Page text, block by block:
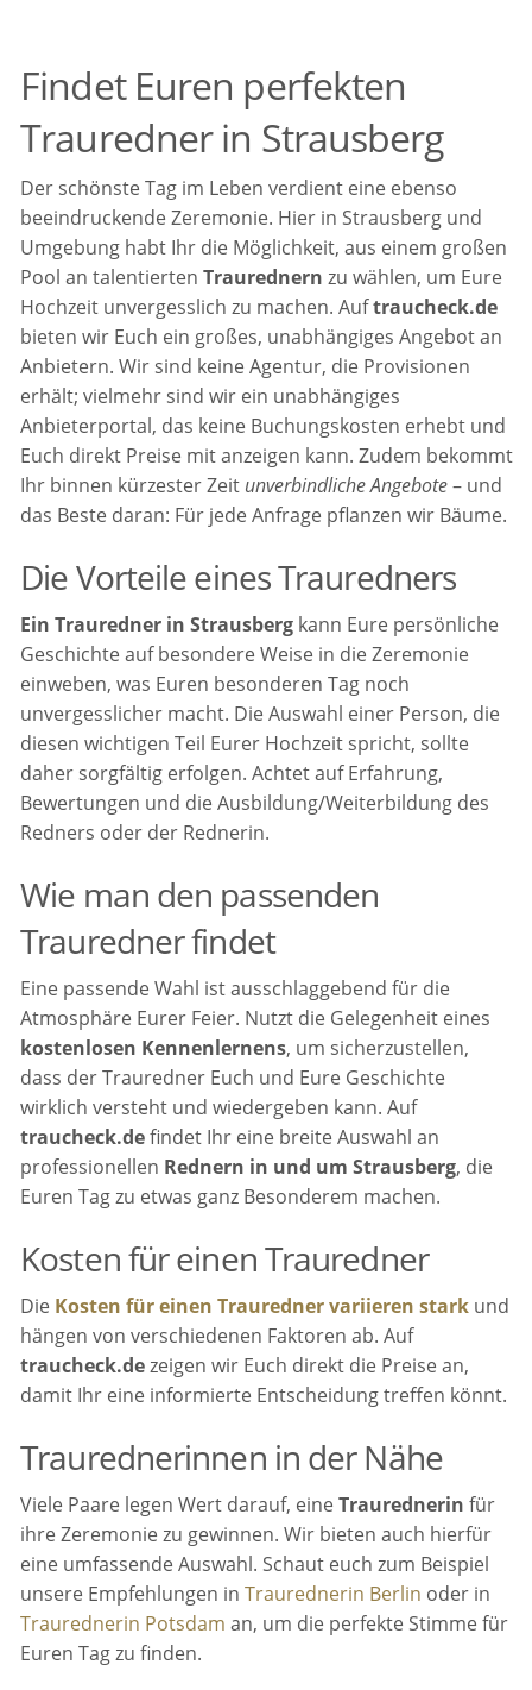
Findet Euren perfekten
Trauredner in Strausberg
Der schönste Tag im Leben verdient eine ebenso
beeindruckende Zeremonie. Hier in Strausberg und
Umgebung habt Ihr die Möglichkeit, aus einem großen
Pool an talentiertenTraurednern zu wählen, um Eure
Hochzeit unvergesslich zu machen. Auftraucheck.de
bieten wir Euch ein großes, unabhängiges Angebot an
Anbietern. Wir sind keine Agentur, die Provisionen
erhält; vielmehr sind wir ein unabhängiges
Anbieterportal, das keine Buchungskosten erhebt und
Euch direkt Preise mit anzeigen kann. Zudem bekommt
Ihr binnen kürzester Zeit unverbindliche Angebote– und
das Beste daran: Für jede Anfrage pflanzen wir Bäume.
Die Vorteile eines Trauredners
Ein Trauredner in Strausberg kann Eure persönliche
Geschichte auf besondere Weise in die Zeremonie
einweben, was Euren besonderen Tag noch
unvergesslicher macht. Die Auswahl einer Person, die
diesen wichtigen Teil Eurer Hochzeit spricht, sollte
daher sorgfältig erfolgen. Achtet auf Erfahrung,
Bewertungen und die Ausbildung/Weiterbildung des
Redners oder der Rednerin.
Wie man den passenden
Trauredner findet
Eine passende Wahl ist ausschlaggebend für die
Atmosphäre Eurer Feier. Nutzt die Gelegenheit eines
kostenlosen Kennenlernens, um sicherzustellen,
dass der Trauredner Euch und Eure Geschichte
wirklich versteht und wiedergeben kann. Auf
traucheck.defindet Ihr eine breite Auswahl an
professionellen Rednern in und um Strausberg, die
Euren Tag zu etwas ganz Besonderem machen.
Kosten für einen Trauredner
Die Kosten für einen Trauredner variieren stark und
hängen von verschiedenen Faktoren ab. Auf
traucheck.dezeigen wir Euch direkt die Preise an,
damit Ihr eine informierte Entscheidung treffen könnt.
Traurednerinnen in der Nähe
Viele Paare legen Wert darauf, eineTraurednerin für
ihre Zeremonie zu gewinnen. Wir bieten auch hierfür
eine umfassende Auswahl. Schaut euch zum Beispiel
unsere Empfehlungen inTraurednerin Berlin oder in
Traurednerin Potsdam an, um die perfekte Stimme für
Euren Tag zu finden.